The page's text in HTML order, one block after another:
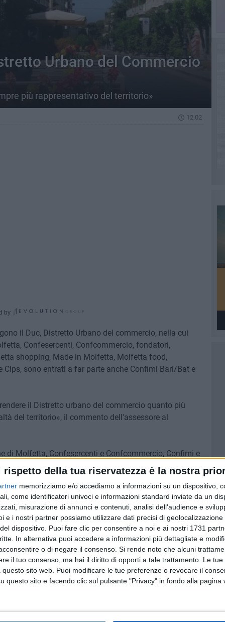
rispetto della tua riservatezza è la nostra
memorizziamo e/o accediamo a informazioni su un dispositivo,
come identificatori univoci e informazioni standard inviate da un
misurazione di annunci e contenuti, analisi dell'audience e
e i nostri partner possiamo utilizzare dati precisi di
dispositivo. Puoi fare clic per consentire a noi e ai nostri 1731
In alternativa puoi accedere a informazioni più dettagliate e
o di negare il consenso. Si rende noto che alcuni
il tuo consenso, ma hai il diritto di opporti a tale trattamento. Le
sito web. Puoi modificare le tue preferenze o revocare il
questo sito e facendo clic sul pulsante "Privacy" in fondo alla pagina
Urbano del Commercio
più rappresentativo del territorio»
12.02
by
il Duc, Distretto Urbano del commercio, nella cui
Confesercenti, Confcommercio, fondatori,
shopping, Made in Molfetta, Molfetta food,
Cips, sono entrati a far parte anche Confimi Bari/Bat e
il Distretto urbano del commercio quanto più
del territorio», il commento dell'assessore al
di Molfetta, Confesercenti e Confcommercio, Confimi e
il Sindaco Minervini.
a
largo
6 AGOSTO 2026
Molfetta piange Marta Maria
Pisani, ultima maestra della
sartoria molfettese